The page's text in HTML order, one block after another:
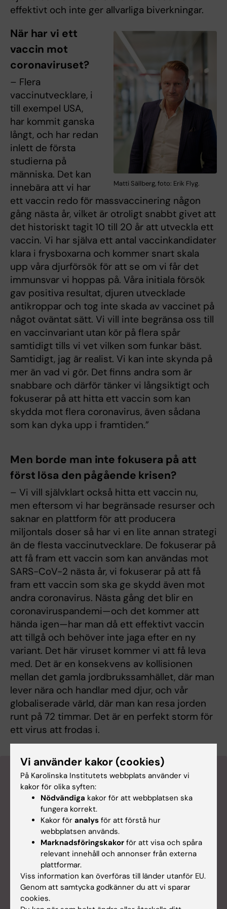
effektivt och inte ger allvarliga biverkningar.
Matti Sällberg, foto: Erik Flyg.
När har vi ett
vaccin mot
coronaviruset?
– Flera
vaccinutvecklare, i
till exempel USA,
har kommit ganska
långt, och har redan
inlett de första
studierna på
människa. Det kan
innebära att vi har
ett vaccin redo för massvaccinering någon
gång nästa år, vilket är otroligt snabbt givet att
det historiskt tagit 10 till 20 år att utveckla ett
vaccin. Vi har själva ett antal vaccinkandidater
klara i frysboxarna och kommer snart skala
upp våra djurförsök för att se om vi får det
immunsvar vi hoppas på. Våra initiala försök
gav positiva resultat, djuren utvecklade
antikroppar och tog inte skada av vaccinet på
något oväntat sätt. Vi vill inte begränsa oss till
en vaccinvariant utan kör på flera spår
samtidigt tills vi vet vilken som funkar bäst.
Samtidigt, jag är realist. Vi kan inte skynda på
mer än vad vi gör. Det finns andra som är
snabbare och därför tänker vi långsiktigt och
fokuserar på att hitta ett vaccin som kan
skydda mot flera coronavirus, även sådana
som kan dyka upp i framtiden.”
Men borde man inte fokusera på att
först lösa den pågående krisen?
– Vi vill självklart också hitta ett vaccin nu,
men eftersom vi har begränsade resurser och
saknar en plattform för att producera
miljontals doser så har vi en lite annan strategi
än de flesta vaccinutvecklare. De fokuserar på
att få fram ett vaccin som kan användas mot
SARS-CoV-2 nästa år, vi fokuserar på att få
fram ett vaccin som ska ge skydd även mot
andra coronavirus. Nästa gång det blir en
coronaviruspandemi—och det kommer att
hända igen—har man då ett effektivt vaccin
att tillgå och behöver inte jaga efter en ny
variant. Det här viruset kommer vi att få leva
med. Det är en konsekvens av kollisionen
mellan det gamla jordbrukssamhället, där man
lever nära och handlar med djur, och vår
globaliserade värld, där man kan resa jorden
runt på 72 timmar. Det är en perfekt storm för
ett virus att frodas i.
Lyssna på en intervju med Matti
Sällberg
Vi använder kakor (cookies)
På Karolinska Institutets webbplats använder vi
kakor för olika syften:
Nödvändiga kakor för att webbplatsen ska
fungera korrekt.
Kakor för analys för att förstå hur
webbplatsen används.
Marknadsföringskakor för att visa och spåra
relevant innehåll och annonser från externa
plattformar.
Viss information kan överföras till länder utanför EU.
Genom att samtycka godkänner du att vi sparar
cookies.